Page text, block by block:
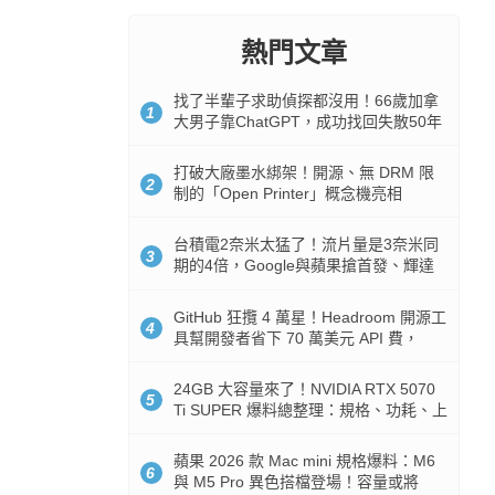
熱門文章
1
找了半輩子求助偵探都沒用！66歲加拿
大男子靠ChatGPT，成功找回失散50年
2
打破大廠墨水綁架！開源、無 DRM 限
制的「Open Printer」概念機亮相
3
台積電2奈米太猛了！流片量是3奈米同
期的4倍，Google與蘋果搶首發、輝達
4
GitHub 狂攬 4 萬星！Headroom 開源工
具幫開發者省下 70 萬美元 API 費，
5
24GB 大容量來了！NVIDIA RTX 5070
Ti SUPER 爆料總整理：規格、功耗、上
6
蘋果 2026 款 Mac mini 規格爆料：M6
與 M5 Pro 異色搭檔登場！容量或將